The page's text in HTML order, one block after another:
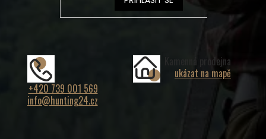
+420 739 001 569
info@hunting24.cz
Kamenná prodejna
ukázat na mapě